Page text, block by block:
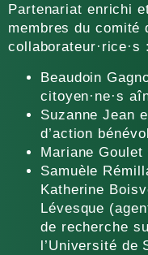
Partenariat enrichi
membres du comité
collaborateur·rice·s :
Beaudoin
citoyen·ne·s
Suzanne Jean
d’action
Mariane Goulet
Samuèle
Katherine
Lévesque
de recherche
l’Université de